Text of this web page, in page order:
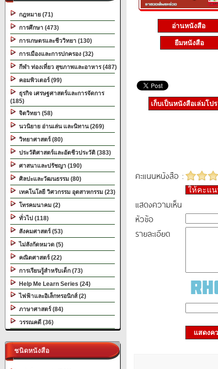
กฎหมาย (71)
การศึกษา (473)
การเกษตรและชีววิทยา (130)
การเมืองและการปกครอง (32)
กีฬา ท่องเที่ยว สุขภาพและอาหาร (487)
คอมพิวเตอร์ (99)
ธุรกิจ เศรษฐศาสตร์และการจัดการ
(185)
จิตวิทยา (58)
นวนิยาย อ่านเล่น และนิทาน (269)
วิทยาศาสตร์ (80)
ประวัติศาสตร์และอัตชีวประวัติ (383)
ศาสนาและปรัชญา (190)
ศิลปะและวัฒนธรรม (80)
เทคโนโลยี วิศวกรรม อุตสาหกรรม (23)
โทรคมนาคม (2)
ทั่วไป (118)
สังคมศาสตร์ (53)
ไม่สังกัดหมวด (5)
คณิตศาสตร์ (22)
การเรียนรู้สำหรับเด็ก (73)
Help Me Learn Series (24)
ไฟฟ้าและอิเล็กทรอนิกส์ (2)
ภาษาศาสตร์ (84)
วรรณคดี (36)
ชนิดหนังสือ
อ่านหนังสือ
ยืมหนังสือ
เก็บเป็นหนังสือเล่มโป
คะแนนหนังสือ :
ให้คะแ
แสดงความเห็น
หัวข้อ
รายละเอียด
แสดงค